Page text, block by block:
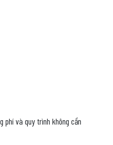
phí và quy trình không cần